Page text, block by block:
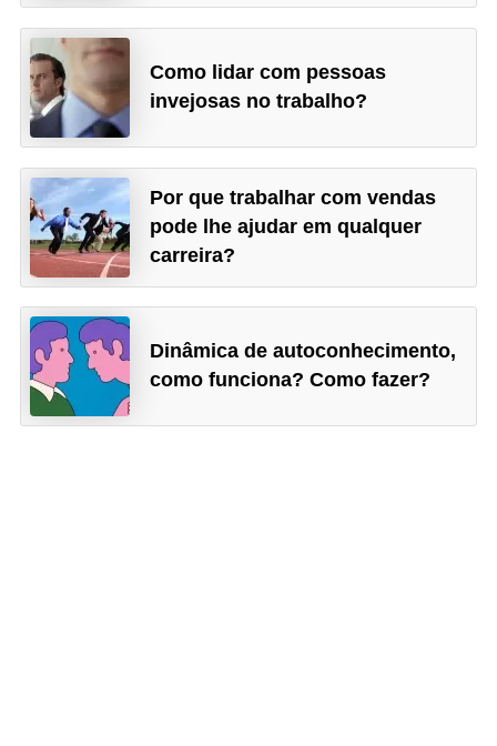
Como lidar com pessoas
invejosas no trabalho?
Por que trabalhar com vendas
pode lhe ajudar em qualquer
carreira?
Dinâmica de autoconhecimento,
como funciona? Como fazer?